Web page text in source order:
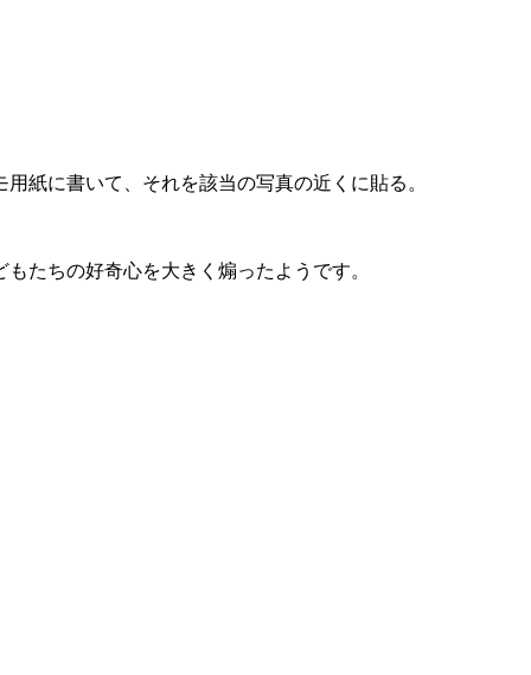
紙に書いて、それを該当の写真の近くに貼る。
たちの好奇心を大きく煽ったようです。